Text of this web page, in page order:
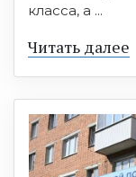
класса, а ...
Читать далее